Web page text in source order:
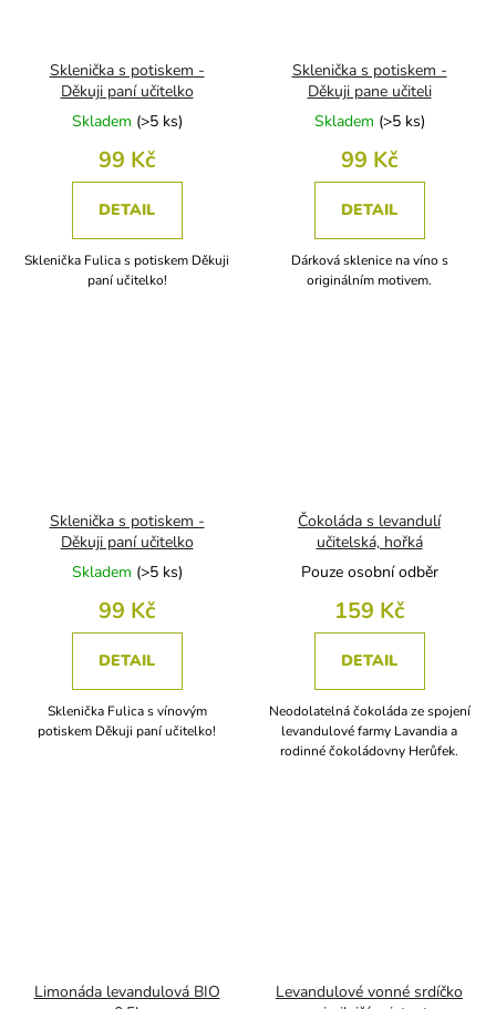
Sklenička s potiskem -
Děkuji paní učitelko
Skladem (>5 ks)
99 Kč
DETAIL
Sklenička Fulica s potiskem Děkuji
paní učitelko!
Sklenička s potiskem -
Děkuji pane učiteli
Skladem (>5 ks)
99 Kč
DETAIL
Dárková sklenice na víno s
originálním motivem.
Sklenička s potiskem -
Děkuji paní učitelko
Skladem (>5 ks)
99 Kč
DETAIL
Sklenička Fulica s vínovým
potiskem Děkuji paní učitelko!
Čokoláda s levandulí
učitelská, hořká
Pouze osobní odběr
159 Kč
DETAIL
Neodolatelná čokoláda ze spojení
levandulové farmy Lavandia a
rodinné čokoládovny Herůfek.
Limonáda levandulová BIO
Levandulové vonné srdíčko